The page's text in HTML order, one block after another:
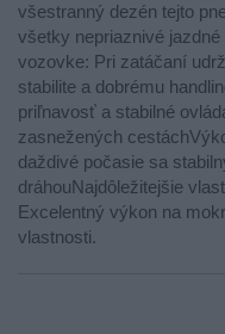
všestranný dezén tejto
všetky nepriaznivé
vozovke: Pri zatáčaní
stabilite a dobrému
priľnavosť a stabilné
zasnežených
daždivé počasie sa
dráhouNajdôležitejšie
Excelentný výkon na
vlastnosti.